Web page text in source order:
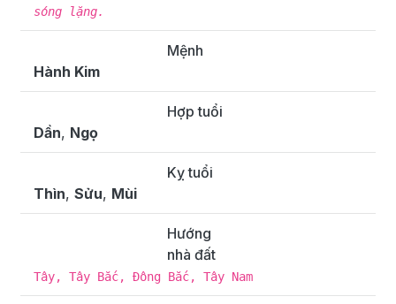
sóng lặng.
Mệnh
Hành Kim
Hợp tuổi
Dần, Ngọ
Kỵ tuổi
Thìn, Sửu, Mùi
Hướng
nhà đất
Tây, Tây Bắc, Đông Bắc, Tây Nam